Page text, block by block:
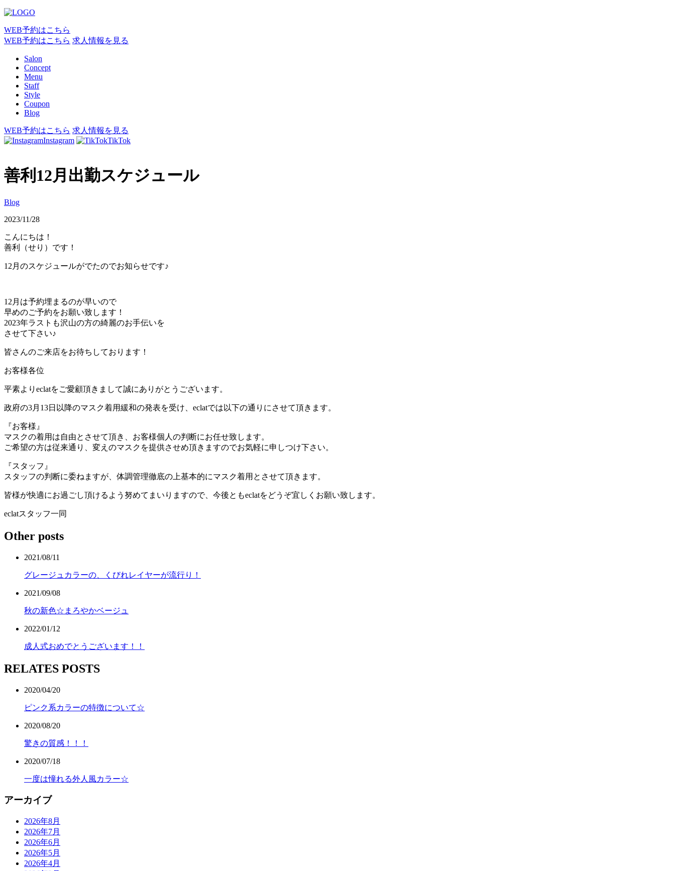
WEB予約はこちら
WEB予約はこちら 求人情報を見る
Salon
Concept
Menu
Staff
Style
Coupon
Blog
WEB予約はこちら 求人情報を見る
Instagram
TikTok
善利12月出勤スケジュール
Blog
2023/11/28
こんにちは！
善利（せり）です！
12月のスケジュールがでたのでお知らせです♪
12月は予約埋まるのが早いので
早めのご予約をお願い致します！
2023年ラストも沢山の方の綺麗のお手伝いを
させて下さい♪
皆さんのご来店をお待ちしております！
お客様各位
平素よりeclatをご愛顧頂きまして誠にありがとうございます。
政府の3月13日以降のマスク着用緩和の発表を受け、eclatでは以下の通りにさせて頂きます。
『お客様』
マスクの着用は自由とさせて頂き、お客様個人の判断にお任せ致します。
ご希望の方は従来通り、変えのマスクを提供させめ頂きますのでお気軽に申しつけ下さい。
『スタッフ』
スタッフの判断に委ねますが、体調管理徹底の上基本的にマスク着用とさせて頂きます。
皆様が快適にお過ごし頂けるよう努めてまいりますので、今後ともeclatをどうぞ宜しくお願い致します。
eclatスタッフ一同
Other posts
2021/08/11
グレージュカラーの、くびれレイヤーが流行り！
2021/09/08
秋の新色☆まろやかベージュ
2022/01/12
成人式おめでとうございます！！
RELATES POSTS
2020/04/20
ピンク系カラーの特徴について☆
2020/08/20
驚きの質感！！！
2020/07/18
一度は憧れる外人風カラー☆
アーカイブ
2026年8月
2026年7月
2026年6月
2026年5月
2026年4月